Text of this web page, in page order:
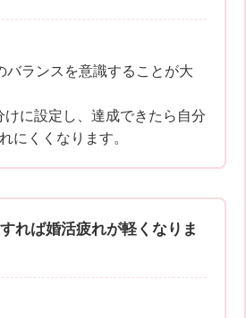
バランスを意識することが大
けに設定し、達成できたら自分
にくくなります。
れば婚活疲れが軽くなりま